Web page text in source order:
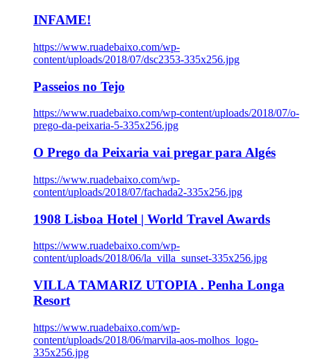
INFAME!
https://www.ruadebaixo.com/wp-
content/uploads/2018/07/dsc2353-335x256.jpg
Passeios no Tejo
https://www.ruadebaixo.com/wp-content/uploads/2018/07/o-
prego-da-peixaria-5-335x256.jpg
O Prego da Peixaria vai pregar para Algés
https://www.ruadebaixo.com/wp-
content/uploads/2018/07/fachada2-335x256.jpg
1908 Lisboa Hotel | World Travel Awards
https://www.ruadebaixo.com/wp-
content/uploads/2018/06/la_villa_sunset-335x256.jpg
VILLA TAMARIZ UTOPIA . Penha Longa
Resort
https://www.ruadebaixo.com/wp-
content/uploads/2018/06/marvila-aos-molhos_logo-
335x256.jpg